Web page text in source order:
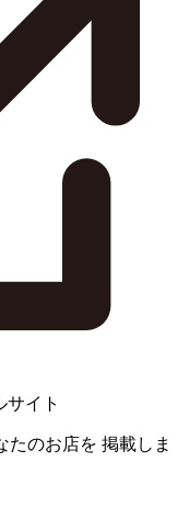
サイト
たのお店を 掲載しま